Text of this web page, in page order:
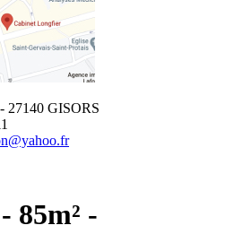
27140 GISORS
85m² -